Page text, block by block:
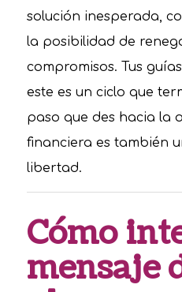
solución inesperada,
la posibilidad de
compromisos. Tus
este es un ciclo que
paso que des hacia la
financiera es también
libertad.
Cómo
mensaje